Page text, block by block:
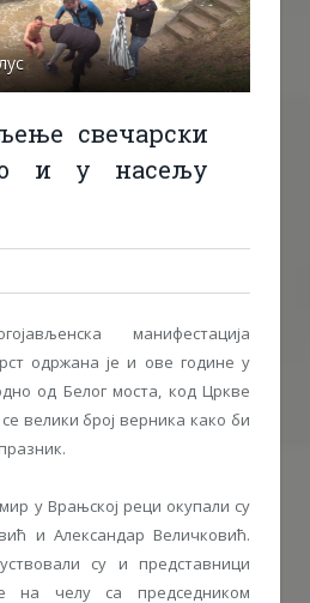
свечарски
и у насељу
манифестација
одржана је и ове године у
од Белог моста, код Цркве
велики број верника како би
у Врањској реци окупали су
и Александар Величковић.
су и представници
на челу са председником